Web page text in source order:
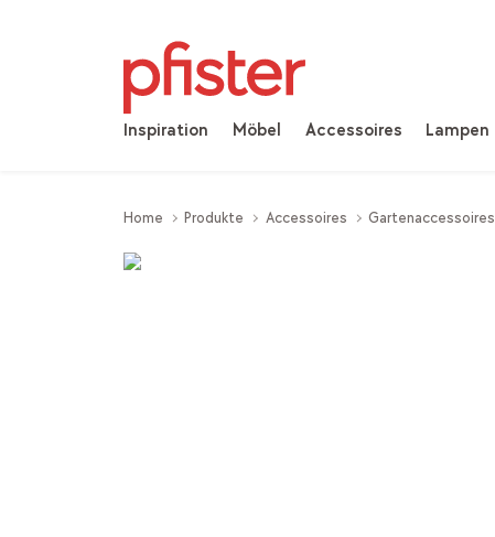
Inspiration Möbel Accessoires Lampen
Home Produkte Accessoires Gartenaccessoires